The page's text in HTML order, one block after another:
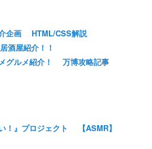
企画
HTML/CSS解説
酒屋紹介！！
グルメ紹介！
万博攻略記事
！』プロジェクト
【ASMR】